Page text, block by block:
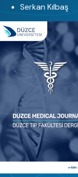
Serkan Kılbaş